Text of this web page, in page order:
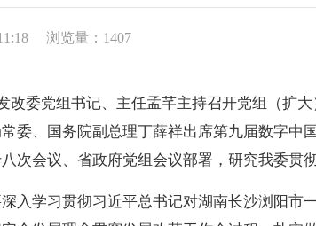
浏览量：1407
委党组书记、主任孟芊主持召开党组（扩大
委、国务院副总理丁薛祥出席第九届数字
次会议、省政府党组会议部署，研究我委贯彻
入学习贯彻习近平总书记对湖南长沙浏阳市